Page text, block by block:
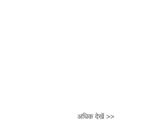
अधिक देखें >>